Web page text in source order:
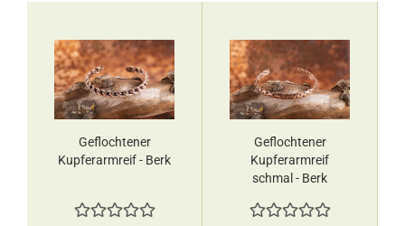
Geflochtener
Kupferarmreif​​​​​​​ - Berk
Geflochtener
Kupferarmreif
schmal - Berk